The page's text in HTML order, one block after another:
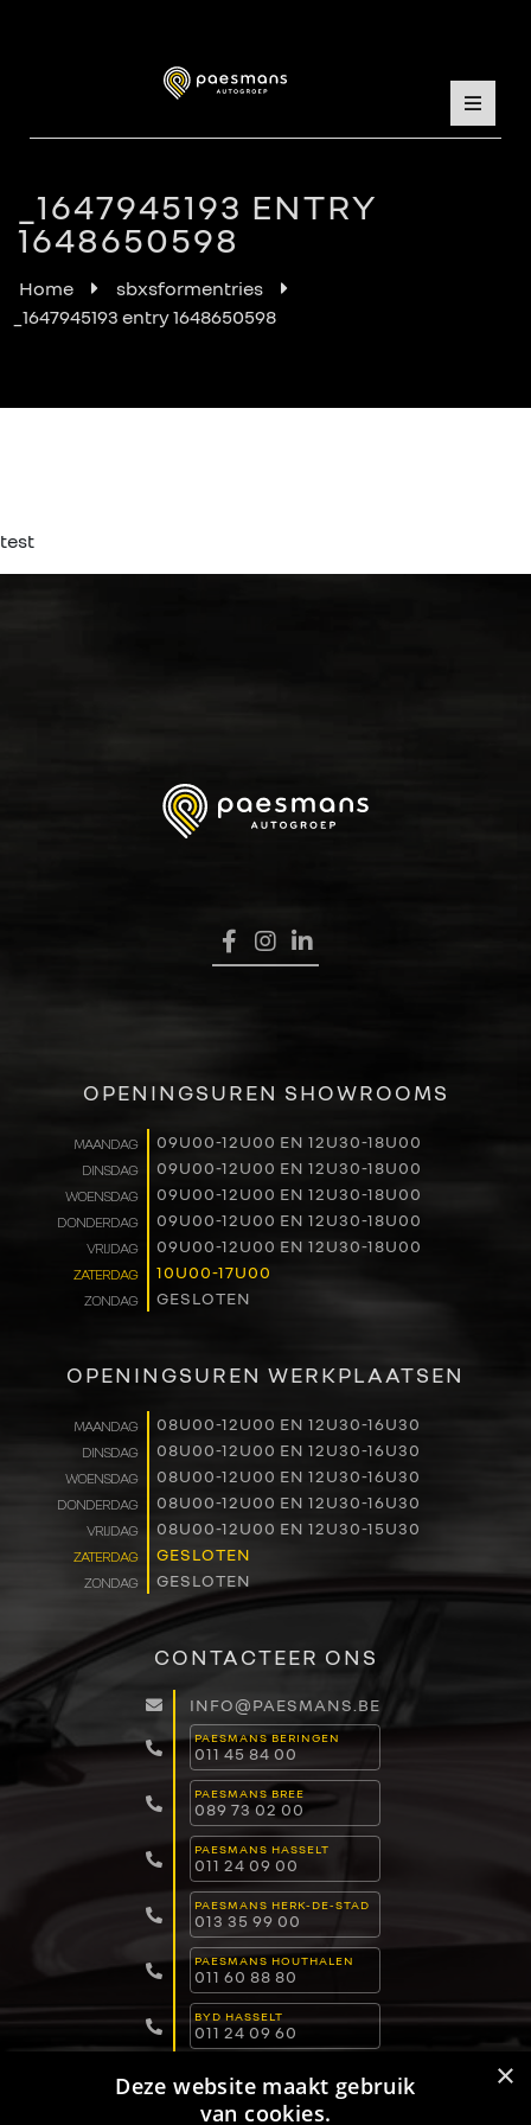
RENAULT PRO+
NAVERKOOP
VERHUUR
NIEUWS
OVER ONS
WERKEN BIJ
CONTACT
_1647945193 ENTRY
1648650598
Home
sbxsformentries
_1647945193 entry 1648650598
test
OPENINGSUREN SHOWROOMS
MAANDAG 09U00-12U00 EN 12U30-18U00
DINSDAG 09U00-12U00 EN 12U30-18U00
WOENSDAG 09U00-12U00 EN 12U30-18U00
DONDERDAG 09U00-12U00 EN 12U30-18U00
VRIJDAG 09U00-12U00 EN 12U30-18U00
ZATERDAG 10U00-17U00
ZONDAG GESLOTEN
OPENINGSUREN WERKPLAATSEN
MAANDAG 08U00-12U00 EN 12U30-16U30
DINSDAG 08U00-12U00 EN 12U30-16U30
WOENSDAG 08U00-12U00 EN 12U30-16U30
DONDERDAG 08U00-12U00 EN 12U30-16U30
VRIJDAG 08U00-12U00 EN 12U30-15U30
ZATERDAG GESLOTEN
ZONDAG GESLOTEN
CONTACTEER ONS
INFO@PAESMANS.BE
PAESMANS BERINGEN
011 45 84 00
PAESMANS BREE
089 73 02 00
PAESMANS HASSELT
011 24 09 00
PAESMANS HERK-DE-STAD
013 35 99 00
PAESMANS HOUTHALEN
011 60 88 80
BYD HASSELT
011 24 09 60
011 15 04 00 ×
Deze website maakt gebruik
van cookies.